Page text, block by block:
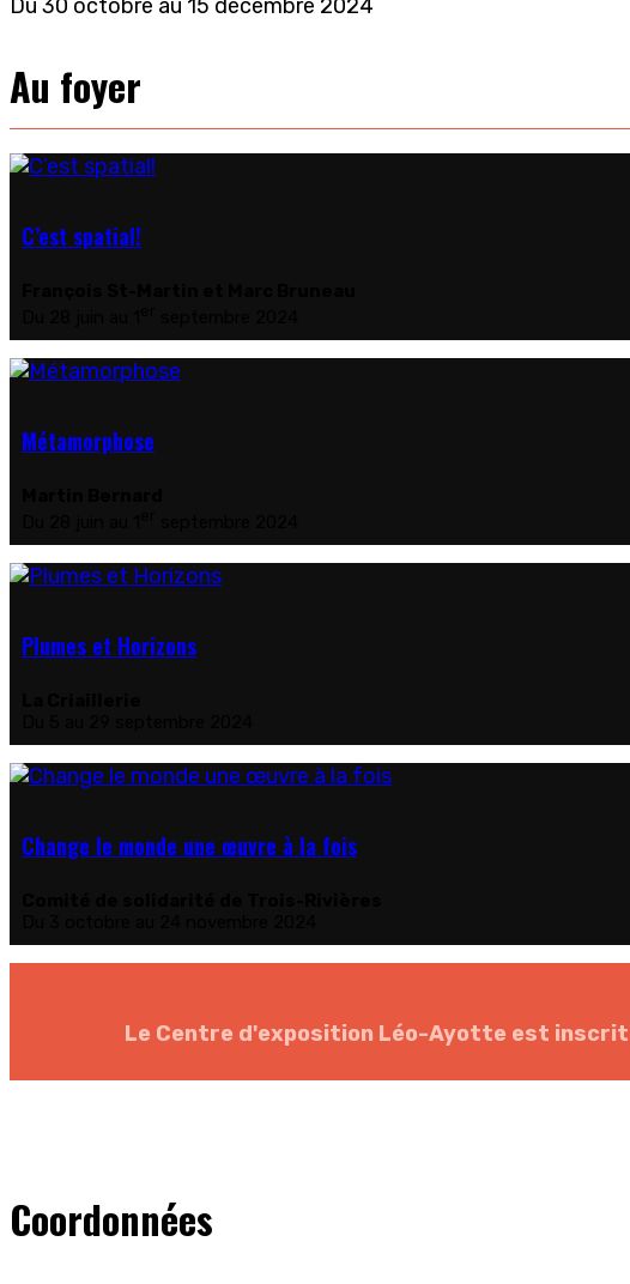
Du 30 octobre au 15 décembre 2024
Au foyer
C’est spatial!
Métamorphose
Plumes et Horizons
Change le monde une œuvre à la fois
Le Centre d'exposition Léo-Ayotte est
Coordonnées